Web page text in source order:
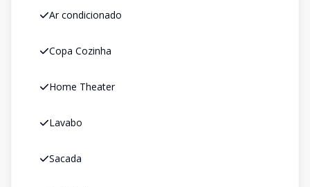
Ar condicionado
Copa Cozinha
Home Theater
Lavabo
Sacada